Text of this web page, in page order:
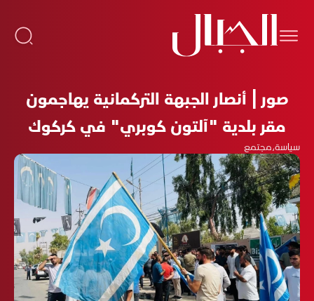
صور | أنصار الجبهة التركمانية يهاجمون
مقر بلدية "آلتون كوبري" في كركوك
سياسة،مجتمع